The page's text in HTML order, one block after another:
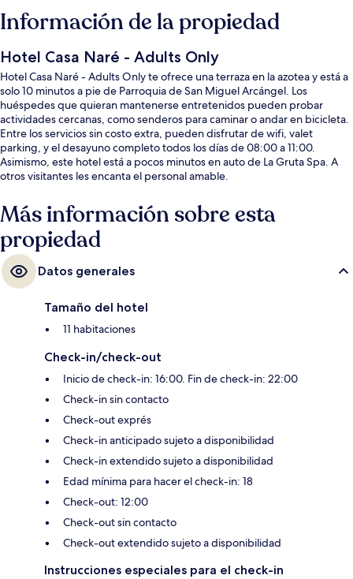
Información de la propiedad
Hotel Casa Naré - Adults Only
Hotel Casa Naré - Adults Only te ofrece una terraza en la azotea y está a
solo 10 minutos a pie de Parroquia de San Miguel Arcángel. Los
huéspedes que quieran mantenerse entretenidos pueden probar
actividades cercanas, como senderos para caminar o andar en bicicleta.
Entre los servicios sin costo extra, pueden disfrutar de wifi, valet
parking, y el desayuno completo todos los días de 08:00 a 11:00.
Asimismo, este hotel está a pocos minutos en auto de La Gruta Spa. A
otros visitantes les encanta el personal amable.
Más información sobre esta
propiedad
Datos generales
Tamaño del hotel
11 habitaciones
Check-in/check-out
Inicio de check-in: 16:00. Fin de check-in: 22:00
Check-in sin contacto
Check-out exprés
Check-in anticipado sujeto a disponibilidad
Check-in extendido sujeto a disponibilidad
Edad mínima para hacer el check-in: 18
Check-out: 12:00
Check-out sin contacto
Check-out extendido sujeto a disponibilidad
Instrucciones especiales para el check-in